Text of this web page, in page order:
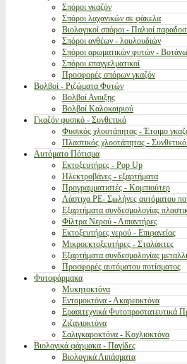
Σπόροι γκαζόν
Σπόροι λαχανικών σε φάκελα
Βιολογικοί σπόροι - Παλιοί
Σπόροι ανθέων - λουλουδιών
Σπόροι αρωματικών φυτών -
Σπόροι επαγγελματικοί
Προσφορές σπόρων γκαζόν
Βολβοί - Ριζώματα Φυτών
Βολβοί Ανοιξης
Βολβοί Καλοκαιριού
Γκαζόν φυσικό - Συνθετικό
Φυσικός χλοοτάπητας - Έτοιμο
Πλαστικός χλοοτάπητας -
Αυτόματο Πότισμα
Εκτοξευτήρες - Pop Up
Ηλεκτροβάνες - εξαρτήματα
Προγραμματιστές - Κομπιούτερ
Λάστιχα PE- Σωλήνες αυτόματου
Εξαρτήματα συνδεσμολογίας
Φίλτρα Νερού - Λιπαντήρες
Εκτοξευτήρες νερού - Επιφανείας
Μικροεκτοξευτήρες - Σταλάκτες
Εξαρτήματα συνδεσμολογίας
Προσφορές αυτόματου ποτίσματος
Φυτοφάρμακα
Μυκητοκτόνα
Εντομοκτόνα - Ακαρεοκτόνα
Ερασιτεχνικά Φυτοπροστατευτικά
Ζιζανιοκτόνα
Σαλιγκαροκτόνα - Κοχλιοκτόνα
Βιολογικά φάρμακα - Παγίδες
Βιολογικά Λιπάσματα